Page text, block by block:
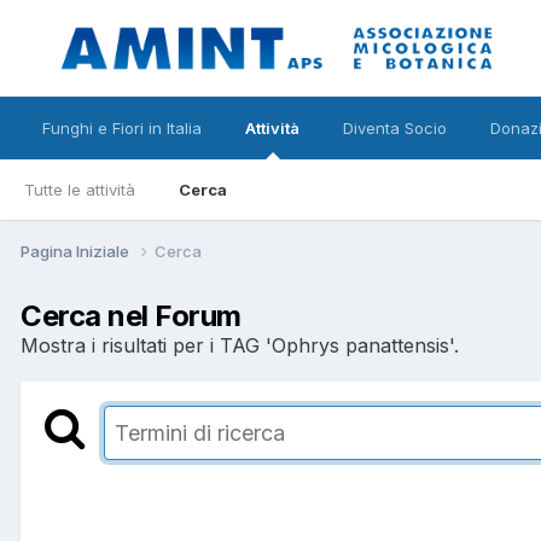
Funghi e Fiori in Italia Attività
Tutte le attività Cerca
Diventa Socio
Pagina Iniziale Cerca
Cerca nel Forum
Mostra i risultati per i TAG 'Ophrys panattensis'.